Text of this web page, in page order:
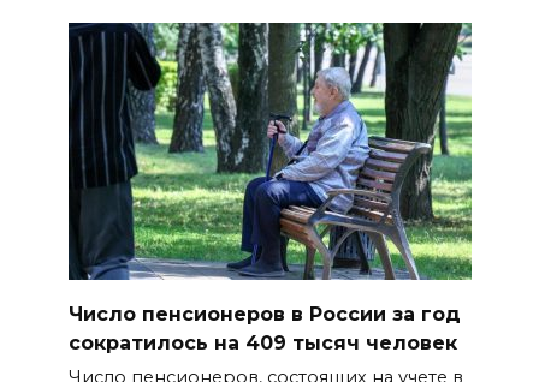
Число пенсионеров в России за год
сократилось на 409 тысяч человек
Число пенсионеров, состоящих на учете в